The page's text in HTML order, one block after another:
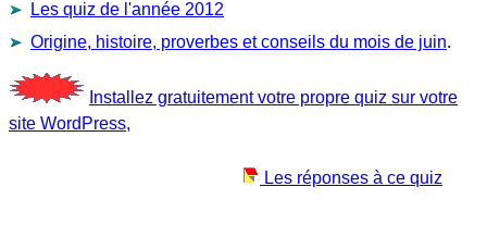
Les quiz de l'année 2012
Origine, histoire, proverbes et conseils du mois de juin.
Installez gratuitement votre propre quiz sur votre
site WordPress,
Les réponses à ce quiz